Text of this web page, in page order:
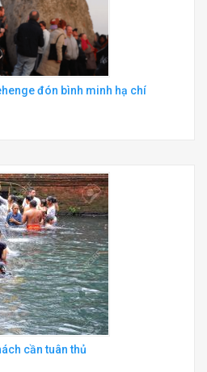
đón bình minh hạ chí
cần tuân thủ